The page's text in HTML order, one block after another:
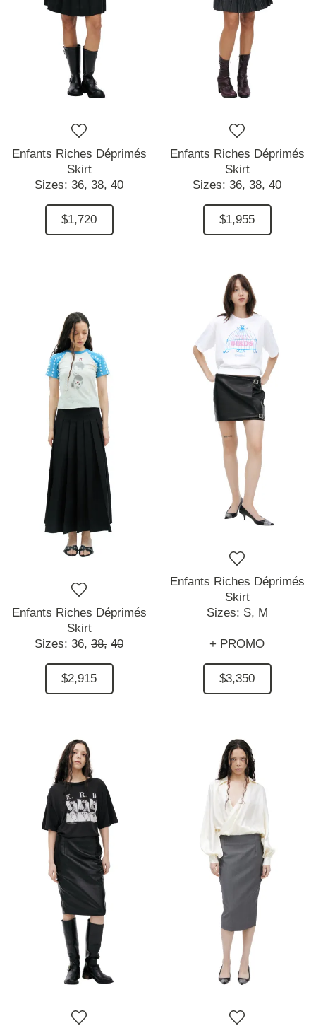
Enfants Riches Déprimés
Skirt
Sizes: 36, 38, 40
$1,720
Enfants Riches Déprimés
Skirt
Sizes: 36, 38, 40
$1,955
Enfants Riches Déprimés
Skirt
Sizes: 36, 38, 40
$2,915
Enfants Riches Déprimés
Skirt
Sizes: S, M
+ PROMO
$3,350